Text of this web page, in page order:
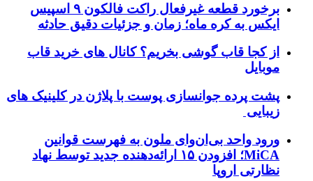
برخورد قطعه غیرفعال راکت فالکون ۹ اسپیس
ایکس به کره ماه؛ زمان و جزئیات دقیق حادثه
از کجا قاب گوشی بخریم؟ کانال های خرید قاب
موبایل
پشت پرده جوانسازی پوست با پلاژن در کلینیک های
زیبایی
ورود واحد بی‌ان‌وای ملون به فهرست قوانین
MiCA؛ افزودن ۱۵ ارائه‌دهنده جدید توسط نهاد
نظارتی اروپا